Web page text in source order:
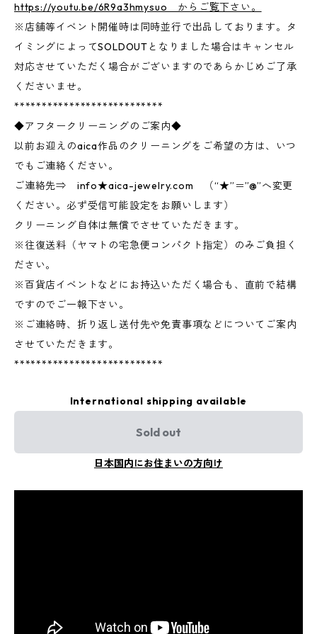
https://youtu.be/6R9a3hmysuo からご覧下さい。
※店舗等イベント開催時は同時並行で出品しております。タ
イミングによってSOLDOUTとなりました場合はキャンセル
対応させていただく場合がございますのであらかじめご了承
くださいませ。
***************************
◆アフタークリーニングのご案内◆
以前お迎えのaica作品のクリーニングをご希望の方は、いつ
でもご連絡ください。
ご連絡先⇒ info★aica-jewelry.com （“★”＝”@”へ変更
ください。必ず受信可能設定をお願いします）
クリーニング自体は無償でさせていただきます。
※往復送料（ヤマトの宅急便コンパクト指定）のみご負担く
ださい。
※百貨店イベントなどにお持込いただく場合も、直前で結構
ですのでご一報下さい。
※ご連絡時、折り返し送付先や免責事項などについてご案内
させていただきます。
***************************
International shipping available
Sold out
日本国内にお住まいの方向け